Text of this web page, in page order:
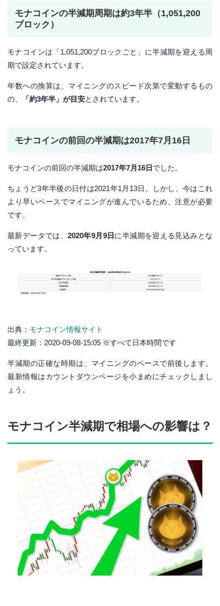
モナコインの半減期周期は約3年半（1,051,200
ブロック）
モナコインは「1,051,200ブロックごと」に半減期を迎える周
期で設定されています。
年数への換算は、マイニングのスピード次第で変動するもの
の、
「約3年半」が目安とされています。
モナコインの前回の半減期は2017年7月16日
モナコインの前回の半減期は2017年7月16日 でした。
ちょうど3年半後の日付は2021年1月13日。しかし、今はこれ
より早いペースでマイニングが進んでいるため、注意が必要
です。
最新データでは、2020年9月9日 に半減期を迎える見込みとな
っています。
出典： モナコイン情報サイト
最終更新：2020-09-08-15:05 ※すべて日本時間です
半減期の正確な時期は、マイニングのペースで前後します。
最新情報はカウントダウンページを小まめにチェックしまし
ょう。
モナコイン半減期で相場への影響は？